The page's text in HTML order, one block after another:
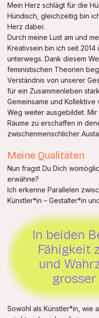
Mein Herz schlägt für die
Hündisch, gleichzeitig bin
Herz dabei:
Durch meine Lust am und
Kreativsein bin ich seit 2014
unterwegs. Dank diesem
feministischen Theorien
Verständnis von unserer
für ein Zusammenleben
Gemeinsame und
Weg weiter ausgebildet. Mir
Räume zu erschaffen in
zwischenmenschlicher
Meine Qualitäten
Nun fragst Du Dich
erwähne?
Ich erkenne Parallelen
Künstler*in – Gestalter*in
In beiden
Fähigkeit
und
Sowohl als Künstler*in, wie